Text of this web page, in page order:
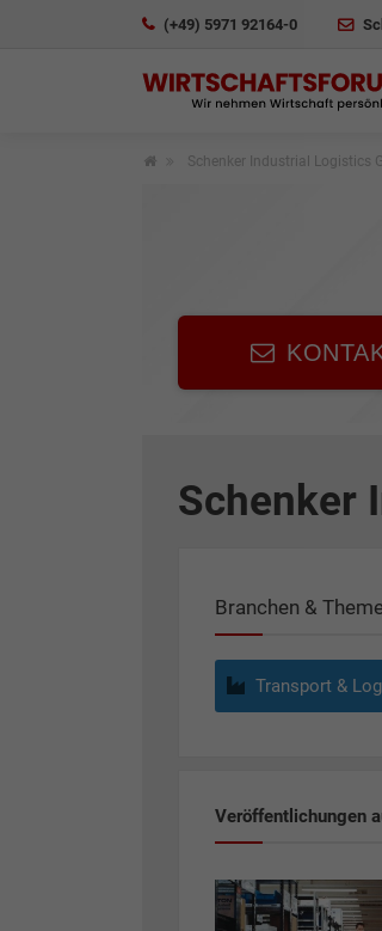
(+49) 5971 92164-0
Schenker Industrial Logistics
Schenker
Branchen &
Transport &
Veröffentlichungen